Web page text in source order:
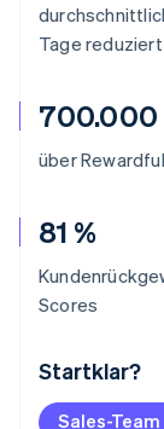
Tage reduziert
700.000
über
81 %
Scores
Startklar?
Sales-
Australien
Belgien